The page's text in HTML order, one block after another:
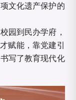
文化遗产保护的
园到民办学府，
赋能，靠党建引
写了教育现代化